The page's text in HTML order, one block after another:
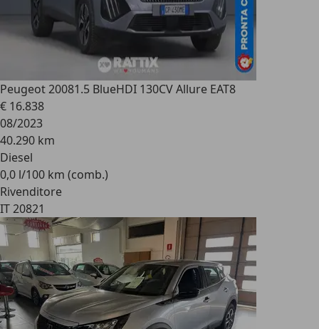
Peugeot 20081.5 BlueHDI 130CV Allure EAT8
€ 16.838
08/2023
40.290 km
Diesel
0,0 l/100 km (comb.)
Rivenditore
IT 20821